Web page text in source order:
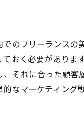
のフリーランスの
おく必要がありま
それに合った顧客
なマーケティング